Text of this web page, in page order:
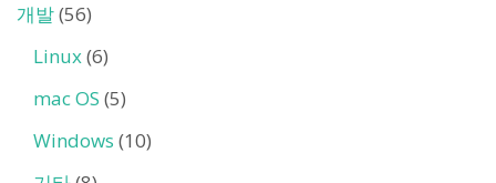
개발(56)
Linux(6)
mac OS (5)
Windows (10)